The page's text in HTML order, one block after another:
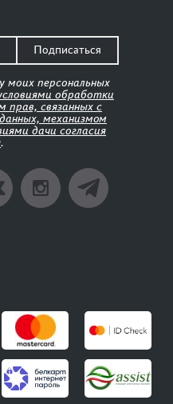
Подписаться
моих персональных
обработки
прав, связанных с
механизмом
дачи согласия
.